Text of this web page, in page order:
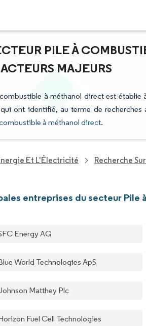
PILE À
MAJEURS
à méthanol direct est établie
ont identifié, au terme de recherches
à méthanol direct.
Et L'Électricité Recherche
entreprises du secteur
Energy AG
World Technologies ApS
Matthey Plc
Fuel Cell Technologies